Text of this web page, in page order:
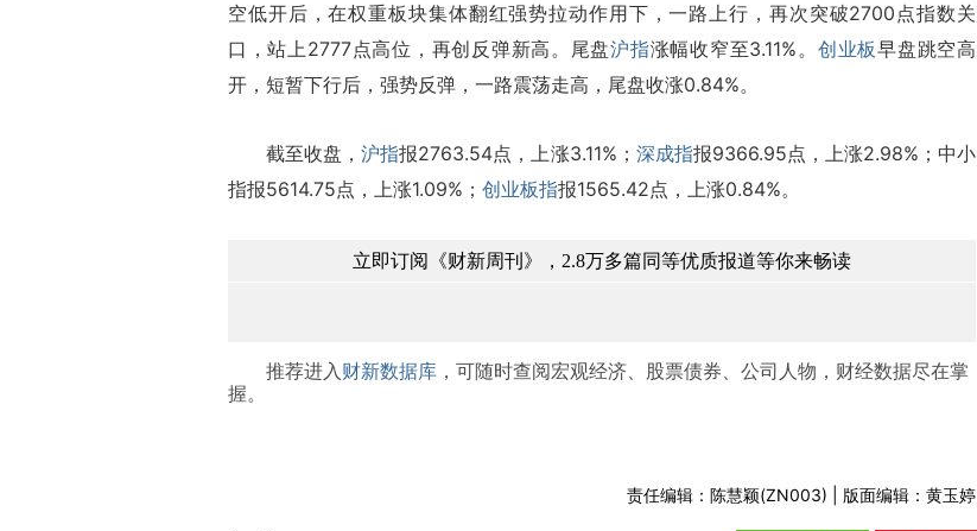
空低开后，在权重板块集体翻红强势拉动作用下，一路上行，再次突破2700点指数关
口，站上2777点高位，再创反弹新高。尾盘沪指涨幅收窄至3.11%。 创业板早盘跳空高
开，短暂下行后，强势反弹，一路震荡走高，尾盘收涨0.84%。
截至收盘，沪指报2763.54点，上涨3.11%； 深成指报9366.95点，上涨2.98%；中小
指报5614.75点，上涨1.09%； 创业板指报1565.42点，上涨0.84%。
立即订阅《财新周刊》，2.8万多篇同等优质报道等你来畅读
推荐进入财新数据库 ，可随时查阅宏观经济、股票债券、公司人物，财经数据尽在掌
握。
责任编辑：陈慧颖(ZN003) | 版面编辑：黄玉婷